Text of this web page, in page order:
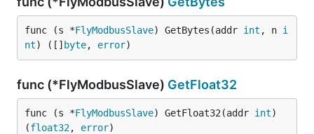
func (s *FlyModbusSlave) GetBytes(addr int , n i
nt) ([] byte, error)
func (*FlyModbusSlave) GetFloat32
func (s *FlyModbusSlave) GetFloat32(addr int)
(float32, error)